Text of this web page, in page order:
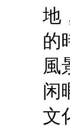
地
的
風
闲
文